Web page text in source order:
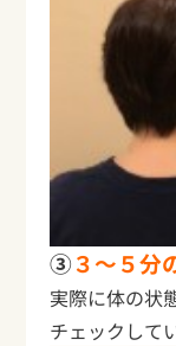
③３～５分
実際に体の状
チェックして